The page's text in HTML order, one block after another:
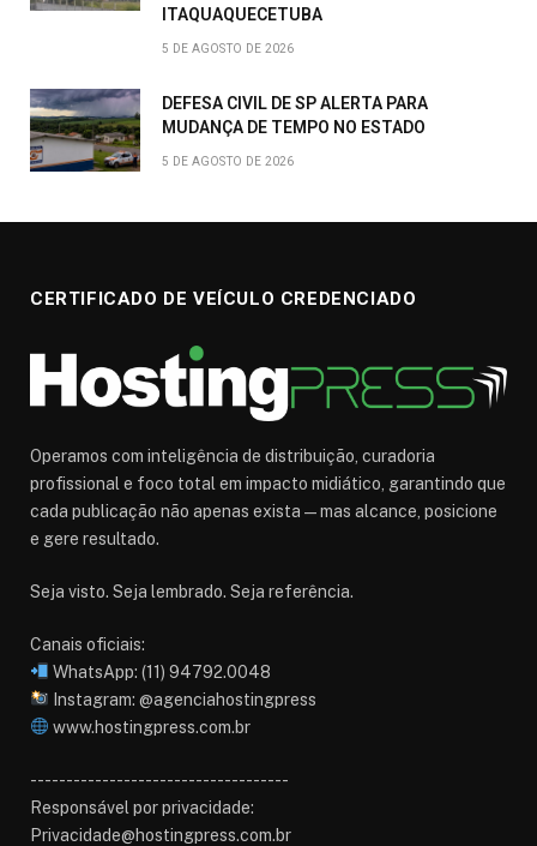
ITAQUAQUECETUBA
5 DE AGOSTO DE 2026
DEFESA CIVIL DE SP ALERTA PARA
MUDANÇA DE TEMPO NO ESTADO
5 DE AGOSTO DE 2026
CERTIFICADO DE VEÍCULO CREDENCIADO
Operamos com inteligência de distribuição, curadoria
profissional e foco total em impacto midiático, garantindo que
cada publicação não apenas exista — mas alcance, posicione
e gere resultado.
Seja visto. Seja lembrado. Seja referência.
Canais oficiais:
WhatsApp: (11) 94792.0048
Instagram: @agenciahostingpress
www.hostingpress.com.br⁠
------------------------------------
Responsável por privacidade:
Privacidade@hostingpress.com.br